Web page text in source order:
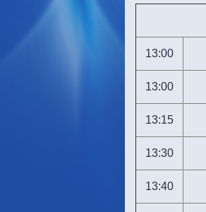
13:00
13:00
13:15
13:30
13:40